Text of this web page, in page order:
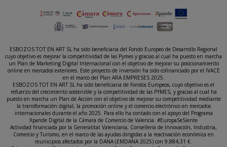
ESBOZOS TOT EN ART SL ha sido beneficiaria del Fondo Europeo de Desarrollo Regional
cuyo objetivo es mejorar la competitividad de las Pymes y gracias al cual ha puesto en marcha
un Plan de Marketing Digital Internacional con el objetivo de mejorar su posicionamiento
online en mercados exteriores. Este proyecto de inversión ha sido cofinanciado por el IVACE
en el marco del Plan ARA EMPRESES 2025.
ESBOZOS TOT EN ART SL ha sido beneficiaria de Fondos Europeos, cuyo objetivo es el
refuerzo del crecimiento sostenible y la competitividad de las PYMES, y gracias al cual ha
puesto en marcha un Plan de Acción con el objetivo de mejorar su competitividad mediante
la transformación digital, la promoción online y el comercio electrónico en mercados
internacionales durante el año 2025. Para ello ha contado con el apoyo del Programa
Xpande Digital de la Cámara de Comercio de Valencia. #EuropaSeSiente
Actividad financiada por la Generalitat Valenciana, Conselleria de Innovación, Industria,
Comercio y Turismo, en el marco de las ayudas dirigidas a la reactivación económica en
municipios afectados por la DANA (EMDANA 2025) con 9.884,31 €.